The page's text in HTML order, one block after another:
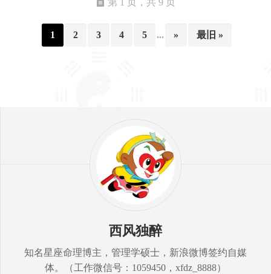
第 1 页，共 9 页
1 2 3 4 5 ... » 最旧 »
西风独醉
知名星座命理博主，管理学硕士，新浪微博签约自媒
体。（工作微信号：1059450，xfdz_8888）